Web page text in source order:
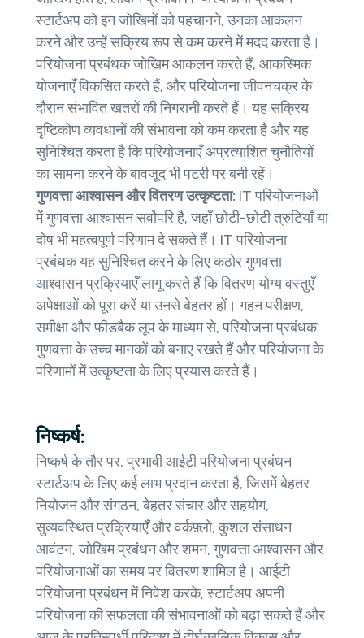
स्टार्टअप को इन जोखिमों को पहचानने, उनका आकलन
करने और उन्हें सक्रिय रूप से कम करने में मदद करता है।
परियोजना प्रबंधक जोखिम आकलन करते हैं, आकस्मिक
योजनाएँ विकसित करते हैं, और परियोजना जीवनचक्र के
दौरान संभावित खतरों की निगरानी करते हैं। यह सक्रिय
दृष्टिकोण व्यवधानों की संभावना को कम करता है और यह
सुनिश्चित करता है कि परियोजनाएँ अप्रत्याशित चुनौतियों
का सामना करने के बावजूद भी पटरी पर बनी रहें।
गुणवत्ता आश्वासन और वितरण उत्कृष्टता: IT परियोजनाओं
में गुणवत्ता आश्वासन सर्वोपरि है, जहाँ छोटी-छोटी त्रुटियाँ या
दोष भी महत्वपूर्ण परिणाम दे सकते हैं। IT परियोजना
प्रबंधक यह सुनिश्चित करने के लिए कठोर गुणवत्ता
आश्वासन प्रक्रियाएँ लागू करते हैं कि वितरण योग्य वस्तुएँ
अपेक्षाओं को पूरा करें या उनसे बेहतर हों। गहन परीक्षण,
समीक्षा और फीडबैक लूप के माध्यम से, परियोजना प्रबंधक
गुणवत्ता के उच्च मानकों को बनाए रखते हैं और परियोजना के
परिणामों में उत्कृष्टता के लिए प्रयास करते हैं।
निष्कर्ष:
निष्कर्ष के तौर पर, प्रभावी आईटी परियोजना प्रबंधन
स्टार्टअप के लिए कई लाभ प्रदान करता है, जिसमें बेहतर
नियोजन और संगठन, बेहतर संचार और सहयोग,
सुव्यवस्थित प्रक्रियाएँ और वर्कफ़्लो, कुशल संसाधन
आवंटन, जोखिम प्रबंधन और शमन, गुणवत्ता आश्वासन और
परियोजनाओं का समय पर वितरण शामिल है। आईटी
परियोजना प्रबंधन में निवेश करके, स्टार्टअप अपनी
परियोजना की सफलता की संभावनाओं को बढ़ा सकते हैं और